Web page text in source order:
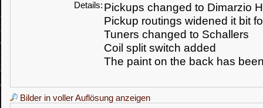
Details: Pickups changed to Dimarzio
Pickup routings widened it bit
Tuners changed to Schallers
Coil split switch added
The paint on the back has
Bilder in voller Auflösung anzeigen